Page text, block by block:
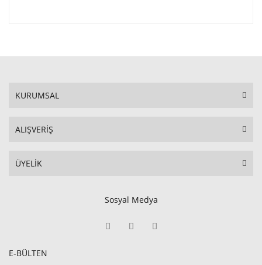
KURUMSAL
ALIŞVERİŞ
ÜYELİK
Sosyal Medya
E-BÜLTEN